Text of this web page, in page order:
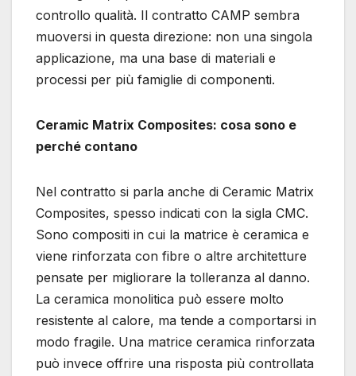
controllo qualità. Il contratto CAMP sembra
muoversi in questa direzione: non una singola
applicazione, ma una base di materiali e
processi per più famiglie di componenti.
Ceramic Matrix Composites: cosa sono e
perché contano
Nel contratto si parla anche di Ceramic Matrix
Composites, spesso indicati con la sigla CMC.
Sono compositi in cui la matrice è ceramica e
viene rinforzata con fibre o altre architetture
pensate per migliorare la tolleranza al danno.
La ceramica monolitica può essere molto
resistente al calore, ma tende a comportarsi in
modo fragile. Una matrice ceramica rinforzata
può invece offrire una risposta più controllata